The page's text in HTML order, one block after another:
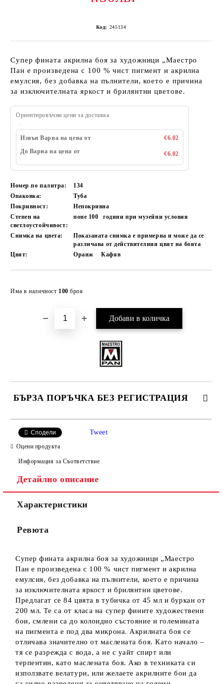
Код: 245134
Супер фината акрилна боя за художници „Маестро
Пан е произведена с 100 % чист пигмент и акрилна
емулсия, без добавка на пълнители, което е причина
за изключителната яркост и брилянтни цветове.
Ориентировъчни цени за доставка
Извън Варна на цена от
€6.02
До Варна на цена от
€6.02
Номер по палитра:
134
Опаковка:
Туба
Покривност:
Непокривна
Степен на
светлоустойчивост:
поне 100 години при музейни условия
Снимка на цвета:
Показаната снимка е примерна и може да се
различава от действителния цвят на боята
Цвят:
Оранж Кафяв
Има в наличност 100 броя
БЪРЗА ПОРЪЧКА БЕЗ РЕГИСТРАЦИЯ
Сподели Tweet
Оцени продукта
Информация за Съответствие
Детайлно описание
Характеристики
Ревюта
Супер фината акрилна боя за художници „Маестро
Пан е произведена с 100 % чист пигмент и акрилна
емулсия, без добавка на пълнители, което е причина
за изключителната яркост и брилянтни цветове.
Предлагат се 84 цвята в тубичка от 45 мл и буркан от
200 мл. Те са от класа на супер фините художествени
бои, смлени са до колоидно състояние и големината
на пигмента е под два микрона. Акрилната боя се
отличава значително от маслената боя. Като начало –
тя се разрежда с вода, а не с уайт спирт или
терпентин, като маслената боя. Ако в техниката си
използвате велатури, или желаете акрилните бои да